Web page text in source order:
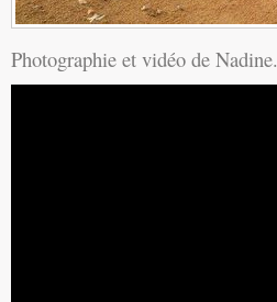
Photographie et vidéo de Nadine.